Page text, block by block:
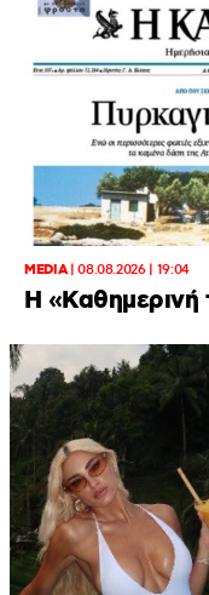
MEDIA|08.08.2026 | 19:04
H «Καθημερινή